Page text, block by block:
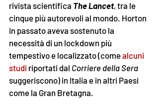
rivista scientifica The Lancet, tra le
cinque più autorevoli al mondo. Horton
in passato aveva sostenuto la
necessità di un lockdown più
tempestivo e localizzato (come alcuni
studi riportati dal Corriere della Sera
suggeriscono) in Italia e in altri Paesi
come la Gran Bretagna.